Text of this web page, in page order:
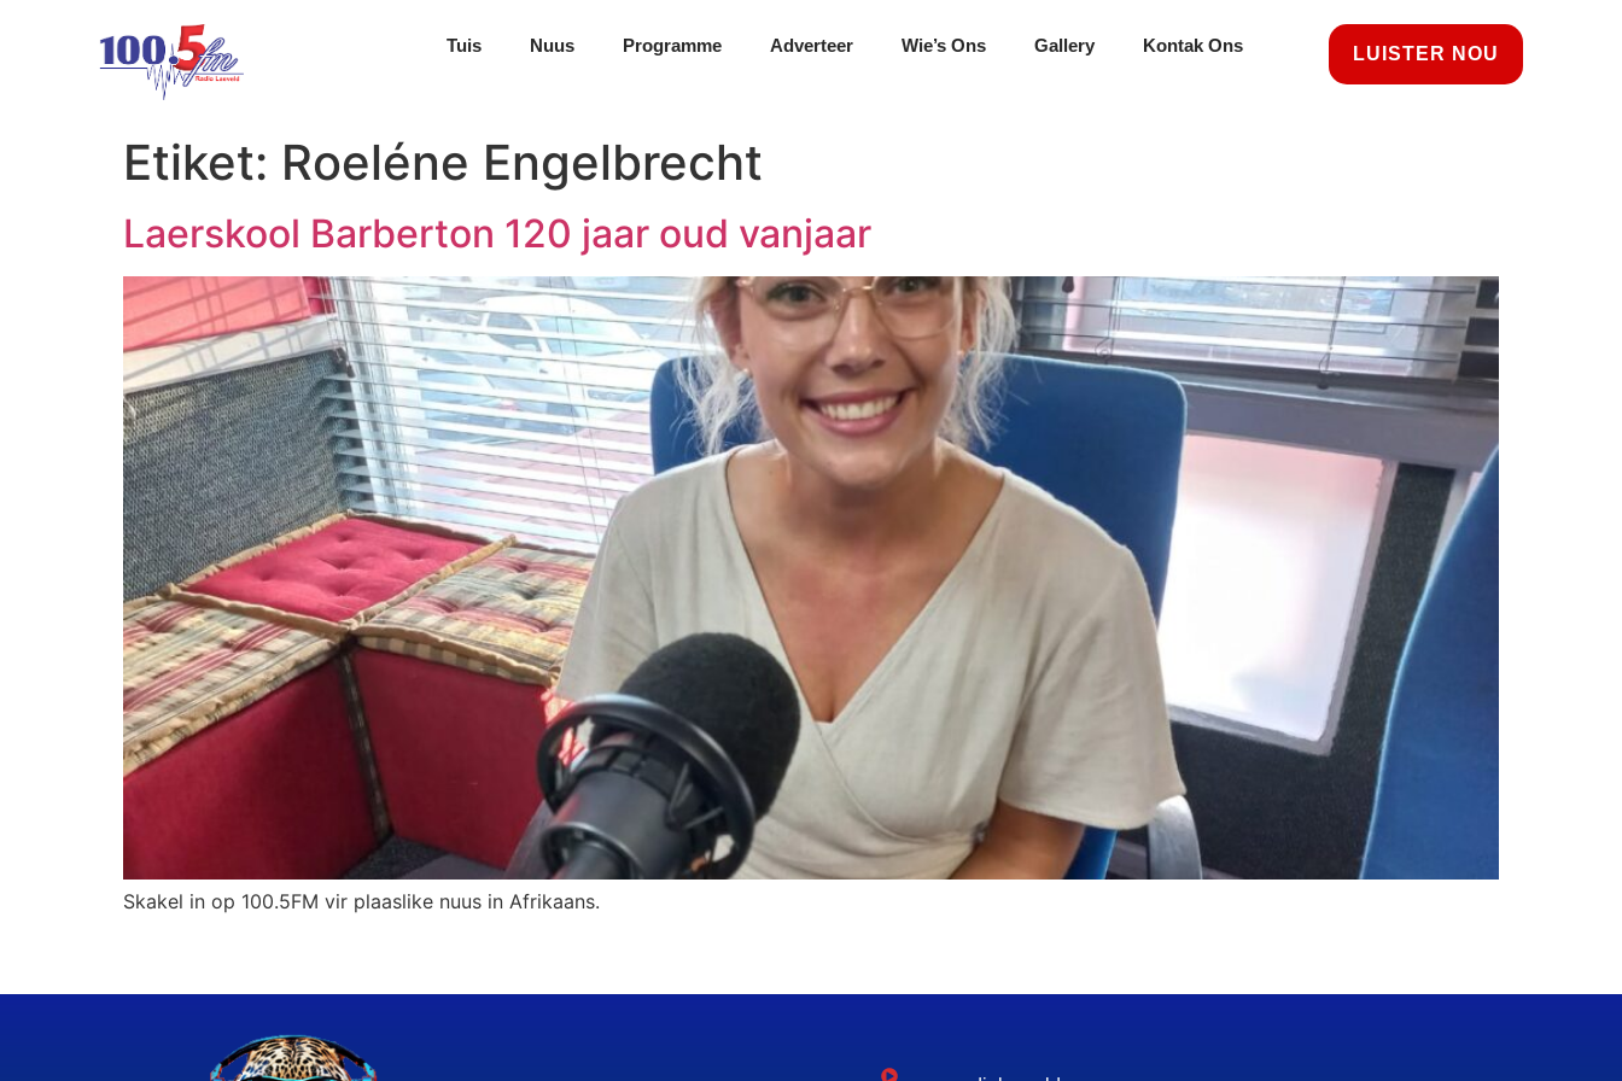
Tuis Nuus Programme Adverteer Wie’s Ons Gallery Kontak Ons LUISTER NOU
Etiket: Roeléne Engelbrecht
Laerskool Barberton 120 jaar oud vanjaar
Skakel in op 100.5FM vir plaaslike nuus in Afrikaans.